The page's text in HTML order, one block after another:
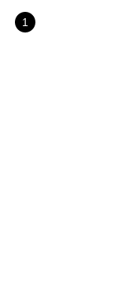
사람에게는 영어의 압박
고 그래픽을 보면서 진
1